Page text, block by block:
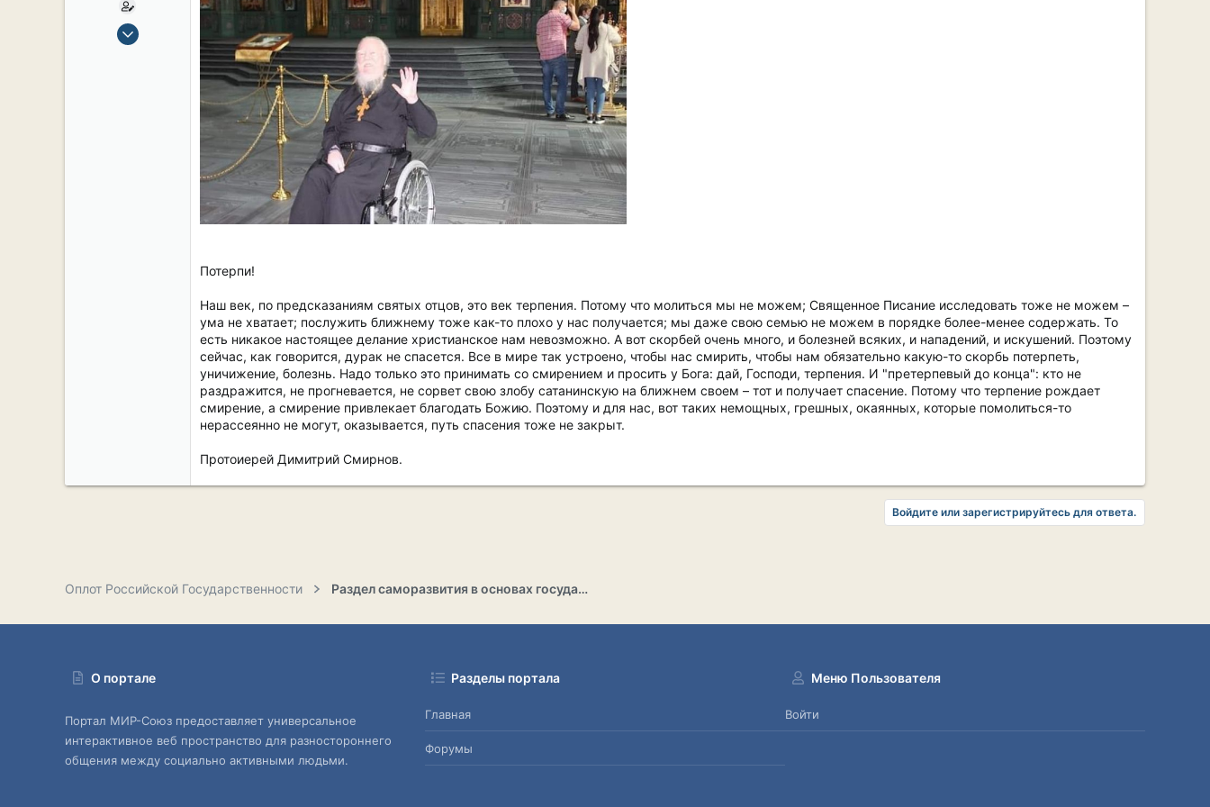
15 Сен 2019
Потерпи!
Наш век, по предсказаниям святых отцов, это век терпения. Потому что молиться мы не можем; Священное Писание исследовать тоже не можем –
ума не хватает; послужить ближнему тоже как-то плохо у нас получается; мы даже свою семью не можем в порядке более-менее содержать. То
есть никакое настоящее делание христианское нам невозможно. А вот скорбей очень много, и болезней всяких, и нападений, и искушений. Поэтому
сейчас, как говорится, дурак не спасется. Все в мире так устроено, чтобы нас смирить, чтобы нам обязательно какую-то скорбь потерпеть,
уничижение, болезнь. Надо только это принимать со смирением и просить у Бога: дай, Господи, терпения. И "претерпевый до конца": кто не
раздражится, не прогневается, не сорвет свою злобу сатанинскую на ближнем своем – тот и получает спасение. Потому что терпение рождает
смирение, а смирение привлекает благодать Божию. Поэтому и для нас, вот таких немощных, грешных, окаянных, которые помолиться-то
нерассеянно не могут, оказывается, путь спасения тоже не закрыт.
Протоиерей Димитрий Смирнов.
Войдите или зарегистрируйтесь для ответа.
Оплот Российской Государственности Раздел саморазвития в основах государственности
О портале
Портал МИР-Союз предоставляет универсальное
интерактивное веб пространство для разностороннего
общения между социально активными людьми.
Разделы портала
Главная
Форумы
Меню Пользователя
Войти